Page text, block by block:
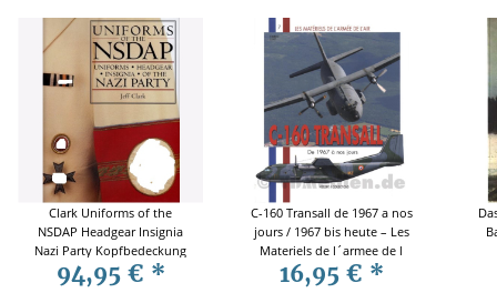
Clark Uniforms of the
NSDAP Headgear Insignia
Nazi Party Kopfbedeckung
94,95 € *
C-160 Transall de 1967 a nos
jours / 1967 bis heute – Les
Materiels de l´armee de l
´air 7
16,95 € *